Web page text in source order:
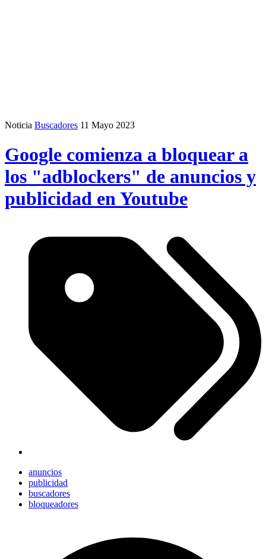
Noticia Buscadores 11 Mayo 2023
Google comienza a bloquear a
los "adblockers" de anuncios y
publicidad en Youtube
anuncios
publicidad
buscadores
bloqueadores